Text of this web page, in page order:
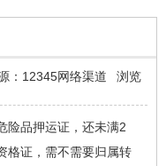
：12345网络渠道
浏览
险品押运证，还未满2
格证，需不需要归属转